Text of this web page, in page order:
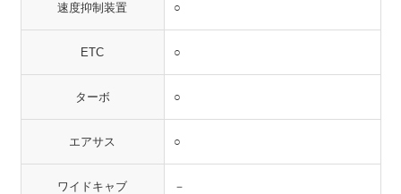
速度抑制装置 ○
ETC ○
ターボ ○
エアサス ○
ワイドキャブ －